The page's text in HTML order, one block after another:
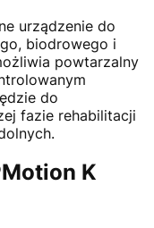
urządzenie do
biodrowego i
powtarzalny
do
fazie rehabilitacji
K